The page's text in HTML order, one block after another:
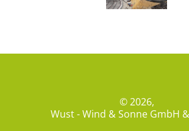
© 2026,
Wust - Wind & Sonne GmbH